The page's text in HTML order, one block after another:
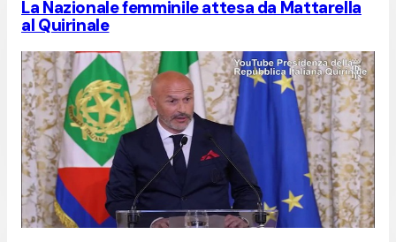
La Nazionale femminile attesa da Mattarella
al Quirinale